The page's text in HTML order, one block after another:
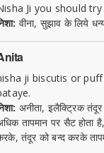
Ji you should
वीना, सुझाव के लिये
ji biscutis or
अनीता, इलैक्ट्रिक
तापमान पर सैट
तंदूर को बन्द करके